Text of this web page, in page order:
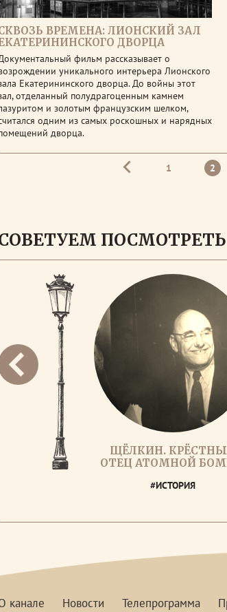
ВРЕМЕНА: ЛИОНСКИЙ ЗАЛ
ДВОРЦА
фильм рассказывает о
уникального интерьера Лионского
Екатерининского дворца. До войны этот
отделанный полудрагоценным камнем
и золотым французским шелком,
одним из самых роскошных и нарядных
дворца.
1 2
ПОСМОТРЕТЬ
ЩЁЛКИН.
ОТЕЦ АТОМНОЙ
#ИСТОРИЯ
канале Новости Телепрограмма